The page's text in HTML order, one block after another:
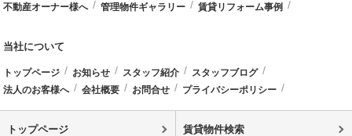
不動産オーナー様へ 管理物件ギャラリー 賃貸リフォーム事例
当社について
トップページ お知らせ スタッフ紹介
スタッフブログ
法人のお客様へ
会社概要 お問合せ プライバシーポリシー
トップページ 賃貸物件検索